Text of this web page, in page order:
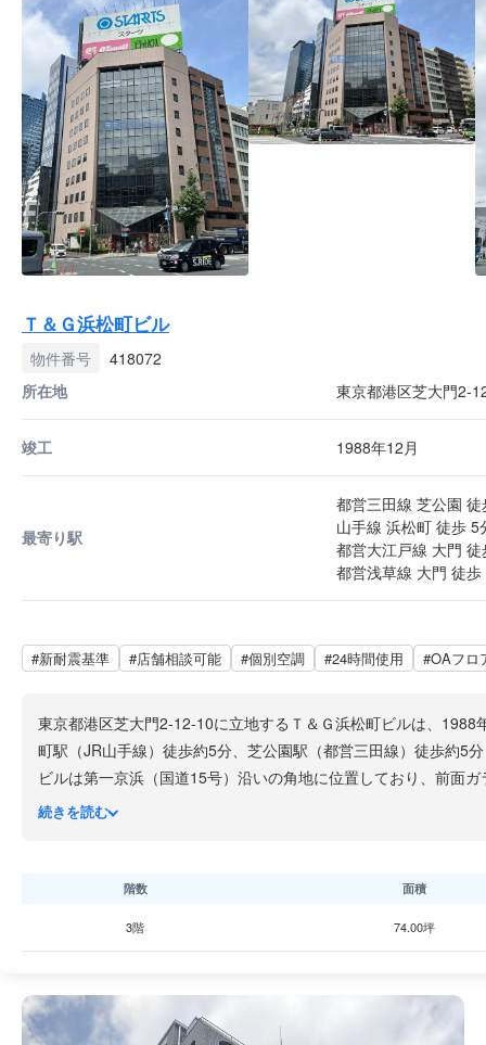
Ｔ＆Ｇ浜松町ビル
物件番号
418072
所在地
東京都港区芝大門2-
竣工 1988年12月
最寄り駅
都営三田線 芝公園
山手線 浜松町 徒歩 5
都営大江戸線 大門
都営浅草線 大門 徒歩
#新耐震基準 #店舗相談可能 #個別空調 #24時間使用 #OAフロ
東京都港区芝大門2-12-10に立地するＴ＆Ｇ浜松町ビルは、
町駅（JR山手線）徒歩約5分、芝公園駅（都営三田線）徒歩約5
ビルは第一京浜（国道15号）沿いの角地に位置しており、前面
を完備しています。男女別トイレが各フロアに設けられており
続きを読む
階数 面積
3階 74.00坪